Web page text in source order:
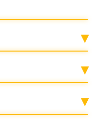
▾
▾
▾